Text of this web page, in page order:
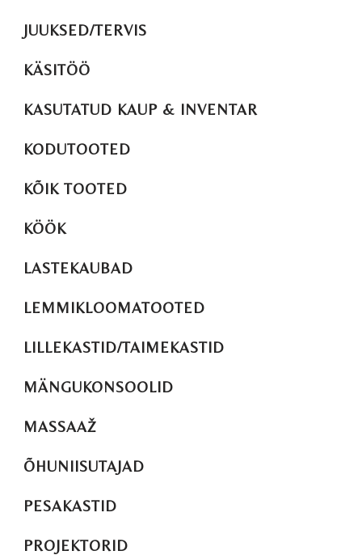
JUUKSED/TERVIS
KÄSITÖÖ
KASUTATUD KAUP & INVENTAR
KODUTOOTED
KÕIK TOOTED
KÖÖK
LASTEKAUBAD
LEMMIKLOOMATOOTED
LILLEKASTID/TAIMEKASTID
MÄNGUKONSOOLID
MASSAAŽ
ÕHUNIISUTAJAD
PESAKASTID
PROJEKTORID